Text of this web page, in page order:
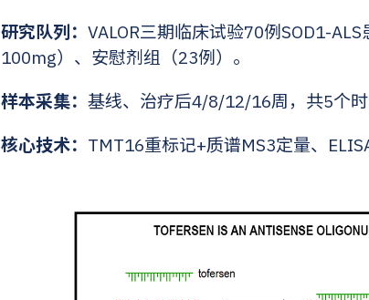
研究队列： VALOR三期临床试验70例SOD1-
100mg）、安慰剂组（23例）。
样本采集： 基线、治疗后4/8/12/16周，共5个时
核心技术： TMT16重标记+质谱MS3定量、